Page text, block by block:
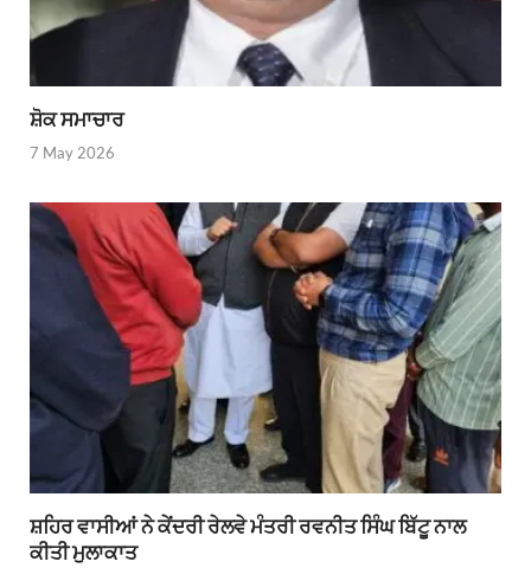
ਸ਼ੋਕ ਸਮਾਚਾਰ
7 May 2026
ਸ਼ਹਿਰ ਵਾਸੀਆਂ ਨੇ ਕੇਂਦਰੀ ਰੇਲਵੇ ਮੰਤਰੀ ਰਵਨੀਤ ਸਿੰਘ ਬਿੱਟੂ ਨਾਲ
ਕੀਤੀ ਮੁਲਾਕਾਤ